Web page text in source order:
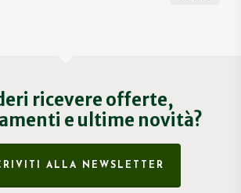
ricevere offerte,
e ultime novità?
ALLA NEWSLETTER